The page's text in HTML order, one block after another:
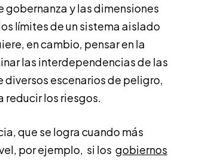
y las dimensiones
límites de un sistema aislado
en cambio, pensar en la
las interdependencias de las
escenarios de peligro,
reducir los riesgos.
que se logra cuando más
por ejemplo, si los gobiernos